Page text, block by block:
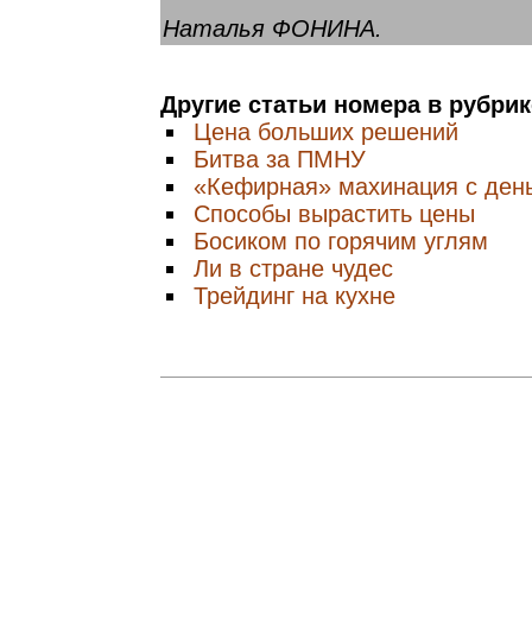
Наталья ФОНИНА.
Другие статьи номера в
Цена больших решений
Битва за ПМНУ
«Кефирная» махинация с
Способы вырастить цены
Босиком по горячим углям
Ли в стране чудес
Трейдинг на кухне